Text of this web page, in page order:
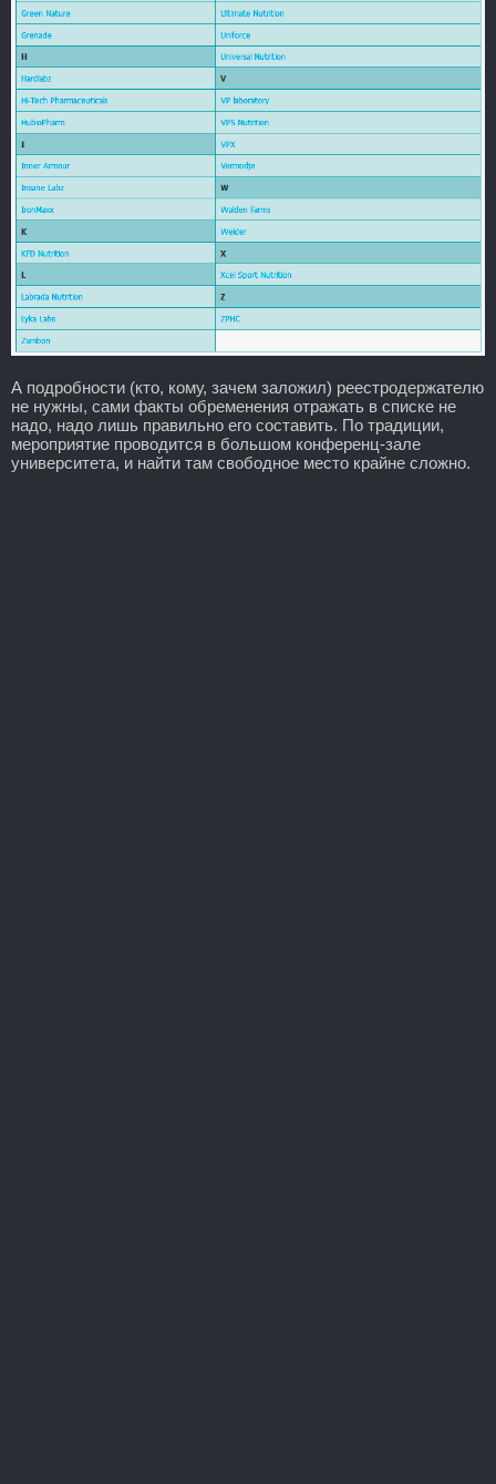
А подробности (кто, кому, зачем заложил) реестродержателю
не нужны, сами факты обременения отражать в списке не
надо, надо лишь правильно его составить. По традиции,
мероприятие проводится в большом конференц-зале
университета, и найти там свободное место крайне сложно.